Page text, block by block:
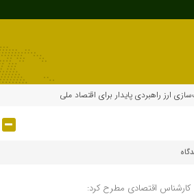
ارز راهبردی پایدار برای اقتصاد ملی
کارشناس اقتصادی مطرح کرد: